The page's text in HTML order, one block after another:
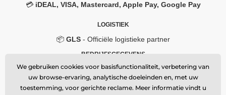
💳 iDEAL, VISA, Mastercard, Apple Pay, Google Pay
LOGISTIEK
📦 GLS- Officiële logistieke partner
BEDRIJFSGEGEVENS
Momanio s.r.o.
Okružní 361/14, 747 18, Píšť, Czech Republic
VAT: CZ09604707
We gebruiken cookies voor basisfunctionaliteit, verbetering van
uw browse-ervaring, analytische doeleinden en, met uw
toestemming, voor gerichte reclame. Meer informatie vindt u